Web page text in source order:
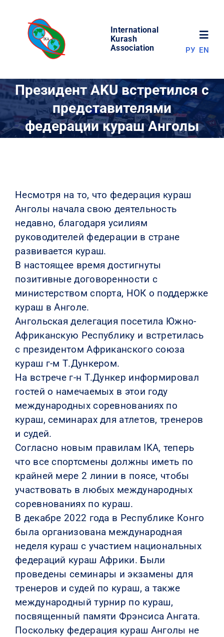
content
International
Kurash
Association
МИР КУРАША
РЕЗУЛЬТАТЫ
КОНТАКТЫ
РУ EN
Президент AKU встретился с
представителями
федерации кураш Анголы
Несмотря на то, что федерация кураш
Анголы начала свою деятельность
недавно, благодаря усилиям
руководителей федерации в стране
развивается кураш.
В настоящее время достигнуты
позитивные договоренности с
министерством спорта, НОК о поддержке
кураш в Анголе.
Ангольская делегация посетила Южно-
Африканскую Республику и встретилась
с президентом Африканского союза
кураш г-м Т.Дункером.
На встрече г-н Т.Дункер информировал
гостей о намечаемых в этои году
международных соревнованиях по
кураш, семинарах для атлетов, тренеров
и судей.
Согласно новым правилам IKA, теперь
что все спортсмены должны иметь по
крайней мере 2 линии в поясе, чтобы
участвовать в любых международных
соревнованиях по кураш.
В декабре 2022 года в Республике Конго
была организована международная
неделя кураш с участием национальных
федераций кураш Африки. Были
проведены семинары и экзамены для
тренеров и судей по кураш, а также
международный турнир по кураш,
посвященный памяти Фрэнсиса Ангата.
Поскольку федерация кураш Анголы не